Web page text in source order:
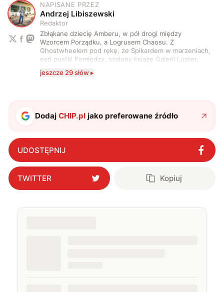
A
NAPISANE PRZEZ
Andrzej Libiszewski
Redaktor
Zbłąkane dziecię Amberu, w pół drogi między
Wzorcem Porządku, a Logrusem Chaosu. Z
Ghostwheelem pod rękę, ze Spikardem w marzeniach,
earl pustki Pomiędzy, szalony książę Galerii Luster,
karta Tarota nakreślona między wtedy, a teraz. A
serio? Pisaniem o szeroko pojętej technice o zajmuję
i gram w gry :)
jeszcze 29 słów ▸
DodajCHIP.pl jako preferowane źródło
UDOSTĘPNIJ
TWITTER Kopiuj